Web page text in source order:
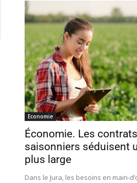
Economie
Économie. Les contrats
saisonniers séduisent
plus large
Dans le Jura, les besoins en main-